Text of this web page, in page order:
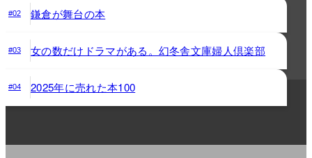
#02 鎌倉が舞台の本
#03 女の数だけドラマがある。幻冬舎文庫婦人倶楽部
#04 2025年に売れた本100